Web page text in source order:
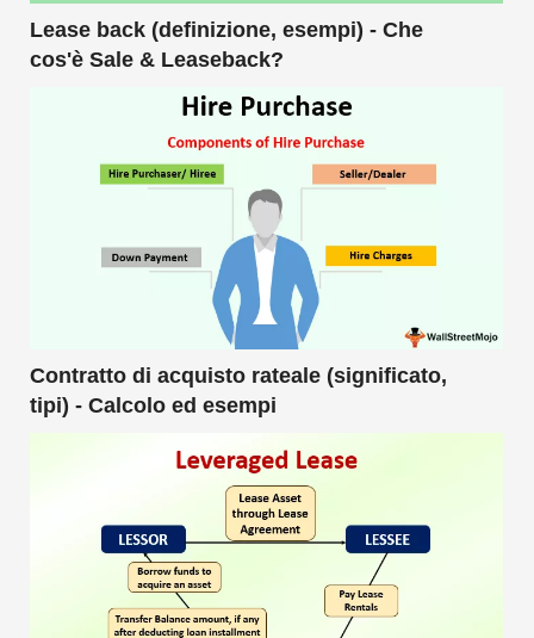
Lease back (definizione, esempi) - Che
cos'è Sale & Leaseback?
Contratto di acquisto rateale (significato,
tipi) - Calcolo ed esempi